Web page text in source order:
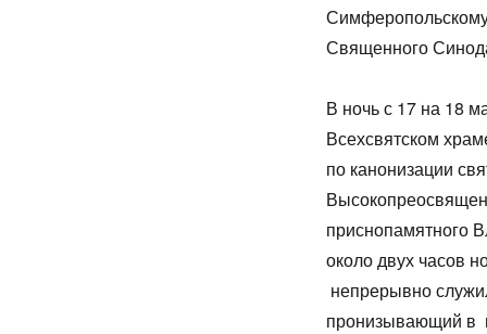
Священного
В ночь с 17 на 18
Всехсвятском
по канонизации
приснопамятного
около двух часов
непрерывно
пронизывающий в